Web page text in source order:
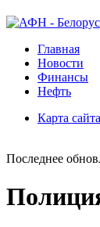
Главная
Новости
Финансы
Нефть
Карта сайта
Последнее